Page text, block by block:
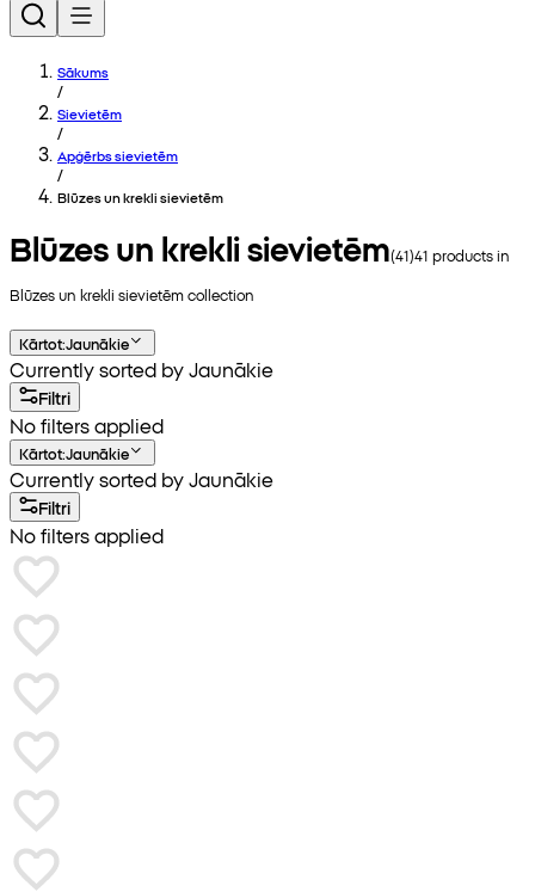
Sākums
/
Sievietēm
/
Apģērbs sievietēm
/
Blūzes un krekli sievietēm
Blūzes un krekli sievietēm(41)41 products in
Blūzes un krekli sievietēmcollection
Kārtot:Jaunākie
Currently sorted by Jaunākie
Filtri
No filters applied
Kārtot:Jaunākie
Currently sorted by Jaunākie
Filtri
No filters applied